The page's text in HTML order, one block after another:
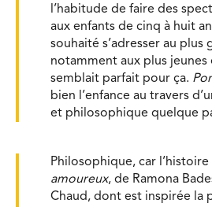
l’habitude de faire des
aux enfants de cinq à huit
souhaité s’adresser au
notamment aux plus
semblait parfait pour ça.
bien l’enfance au travers
et philosophique quelque
Philosophique, car l’histoire
amoureux, de Ramona
Chaud, dont est inspirée la